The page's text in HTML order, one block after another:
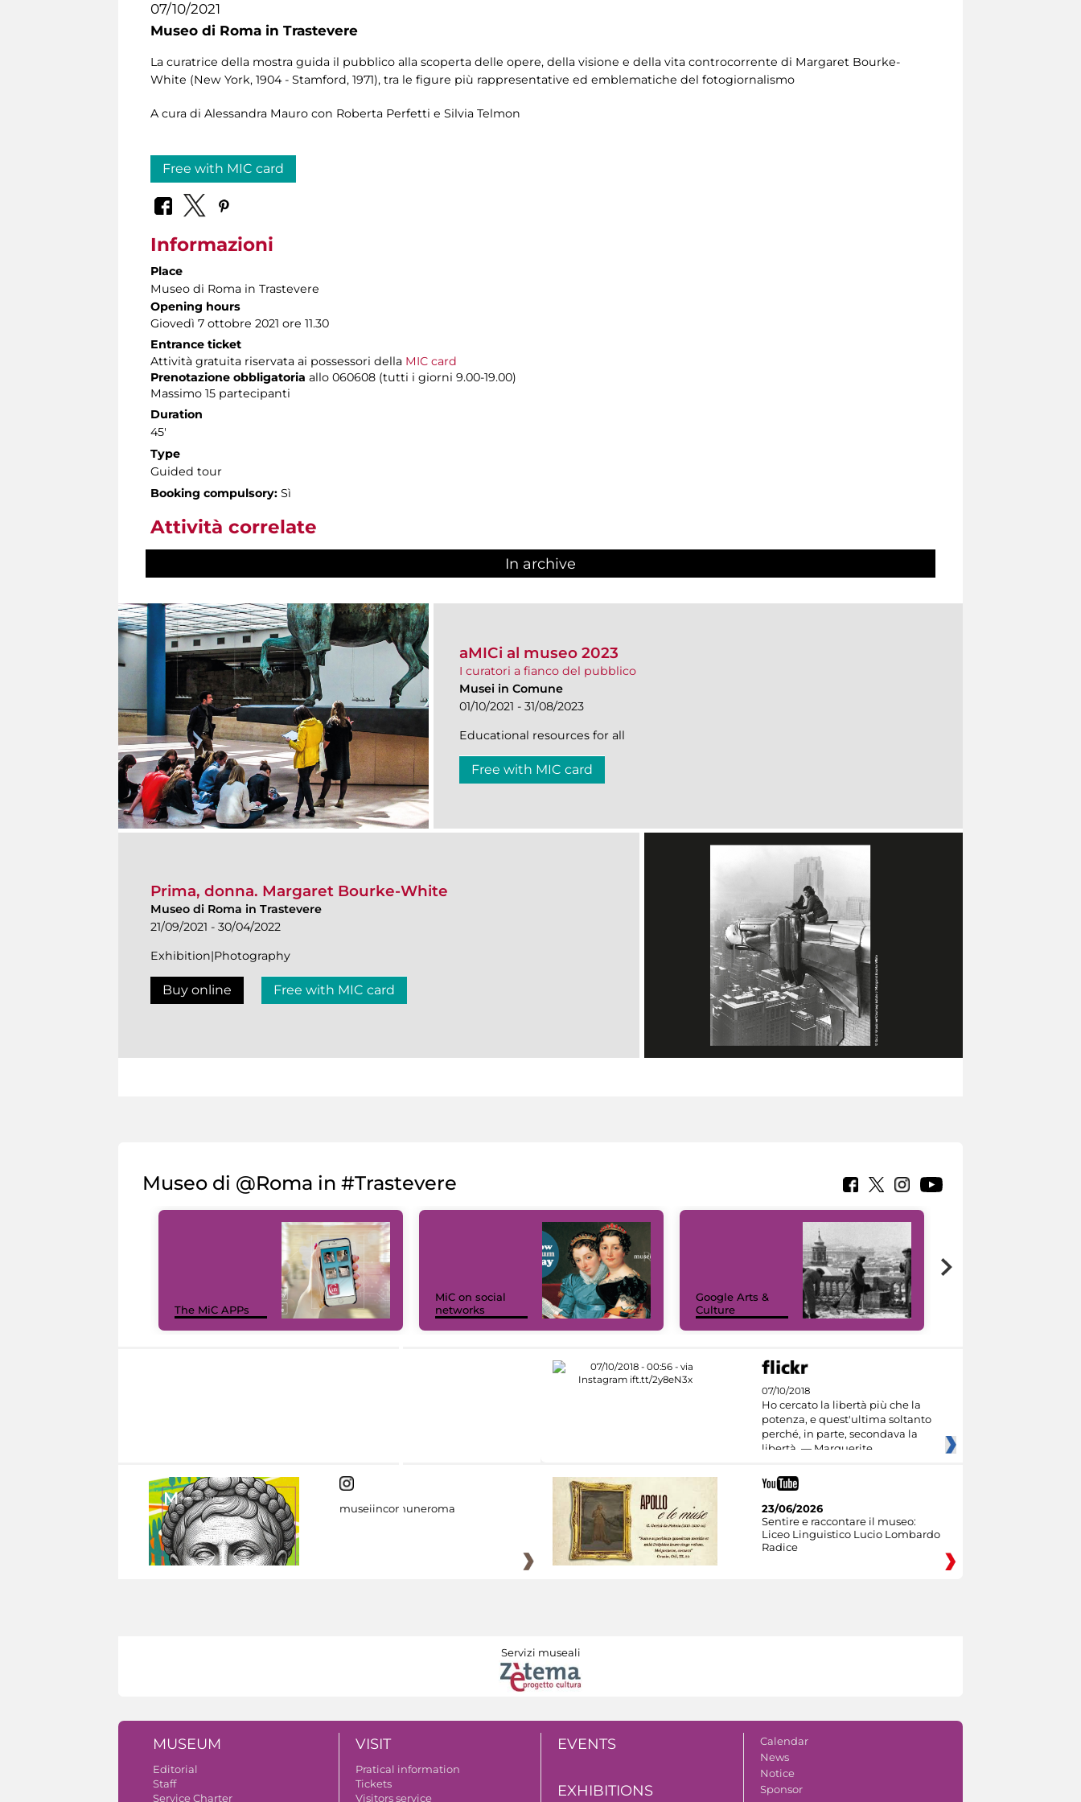
07/10/2021
Museo di Roma in Trastevere
La curatrice della mostra guida il pubblico alla scoperta delle opere, della visione e della vita controcorrente di Margaret Bourke-
White (New York, 1904 - Stamford, 1971), tra le figure più rappresentative ed emblematiche del fotogiornalismo
A cura di Alessandra Mauro con Roberta Perfetti e Silvia Telmon
Free with MIC card
Informazioni
Place
Museo di Roma in Trastevere
Opening hours
Giovedì 7 ottobre 2021 ore 11.30
Entrance ticket
Attività gratuita riservata ai possessori della MIC card
Prenotazione obbligatoria allo 060608 (tutti i giorni 9.00-19.00)
Massimo 15 partecipanti
Duration
45'
Type
Guided tour
Booking compulsory: Sì
Attività correlate
In archive
aMICi al museo 2023
I curatori a fianco del pubblico
Musei in Comune
01/10/2021 - 31/08/2023
Educational resources for all
Free with MIC card
Prima, donna. Margaret Bourke-White
Museo di Roma in Trastevere
21/09/2021 - 30/04/2022
Exhibition|Photography
Buy online Free with MIC card
Museo di @Roma in #Trastevere
The MiC APPs
MiC on social
networks
Google Arts &
Culture
07/10/2018
Ho cercato la libertà più che la
potenza, e quest'ultima soltanto
perché, in parte, secondava la
libertà. — Marguerite
museiincomuneroma
23/06/2026
Sentire e raccontare il museo:
Liceo Linguistico Lucio Lombardo
Radice
Servizi museali
MUSEUM
Editorial
Staff
Service Charter
VISIT
Pratical information
Tickets
Visitors service
EVENTS
EXHIBITIONS
Calendar
News
Notice
Sponsor